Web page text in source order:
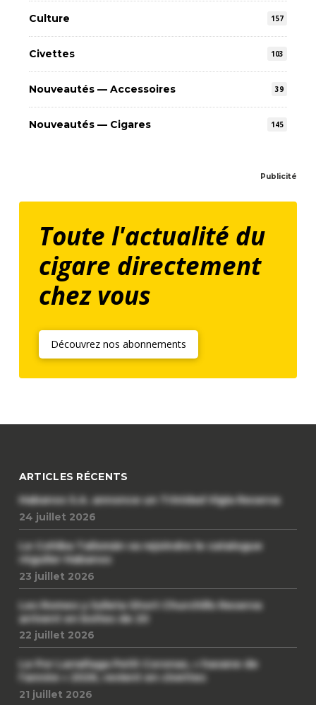
Culture 157
Civettes 103
Nouveautés — Accessoires 39
Nouveautés — Cigares 145
Publicité
Toute l'actualité du
cigare directement
chez vous
Découvrez nos abonnements
ARTICLES RÉCENTS
Habanos S.A. annonce un Trinidad Vigia Reserva
24 juillet 2026
Le Cohiba Talismán va rejoindre le catalogue
régulier Habanos
23 juillet 2026
Les Romeo y Julieta Short Churchills Reserva
arrivent en boîtes de 20
22 juillet 2026
Le Por Larrañaga Petit Coronas, « havane de
l’année » 2026, revient en civettes
21 juillet 2026